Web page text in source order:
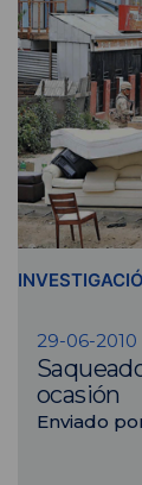
29-06-2010
ocasión
Enviado